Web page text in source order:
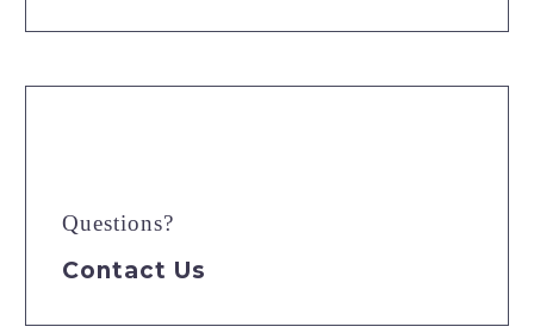
Questions?
Contact Us